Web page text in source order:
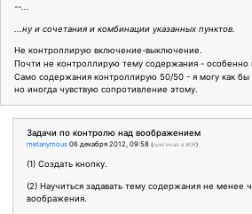
--...
...ну и сочетания и комбинации указанных пунктов.
Не контроллирую включение-выключение.
Почти не контроллирую тему содержания - особенно
Само содержания контроллирую 50/50 - я могу как бы
но иногда чувствую сопротивление этому.
Задачи по контролю над воображением
metanymous 06 декабря 2012, 09:58 (оригинал в ЖЖ)
(1) Создать кнопку.
(2) Научиться задавать тему содержания не менее
воображения.